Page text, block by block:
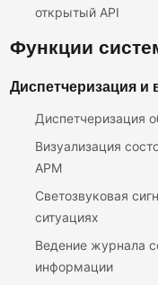
открытый API
Функции
Диспетчеризация и
Диспетчеризация
Визуализация
АРМ
Светозвуковая
ситуациях
Ведение журнала
информации